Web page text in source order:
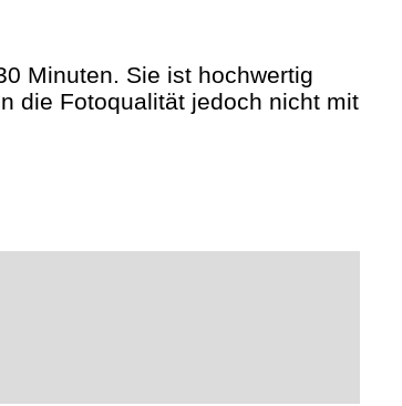
Minuten. Sie ist hochwertig
die Fotoqualität jedoch nicht mit